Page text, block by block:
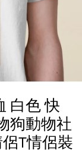
白色 快
狗動物社
T情侶裝